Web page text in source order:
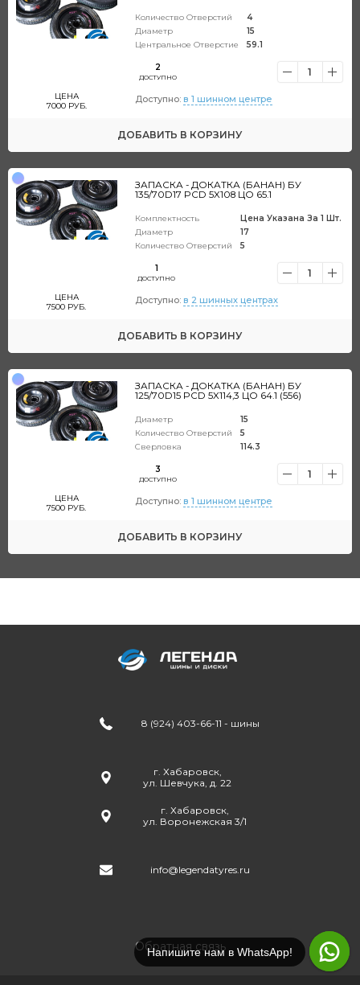
ЦЕНА
7000РУБ.
Количество Отверстий
Диаметр
Центральное Отверстие
4
15
59.1
2
ДОСТУПНО 1
Доступно: в 1 шинном центре
ДОБАВИТЬ В КОРЗИНУ
ЦЕНА
7500 РУБ.
ЗАПАСКА - ДОКАТКА (БАНАН) БУ
135/70D17 PCD 5X108 ЦО 65.1
Комплектность
Диаметр
Количество Отверстий
Цена Указана За 1 Шт.
17
5
1
ДОСТУПНО 1
Доступно: в 2 шинных центрах
ДОБАВИТЬ В КОРЗИНУ
ЦЕНА
7500 РУБ.
ЗАПАСКА - ДОКАТКА (БАНАН) БУ
125/70D15 PCD 5X114,3 ЦО 64.1 (556)
Диаметр
Количество Отверстий
Сверловка
15
5
114.3
3
ДОСТУПНО 1
Доступно: в 1 шинном центре
ДОБАВИТЬ В КОРЗИНУ
8 (924) 403-66-11 - шины
г. Хабаровск,
ул. Шевчука, д. 22
г. Хабаровск,
ул. Воронежская 3/1
info@legendatyres.ru
Обратная связь Позвоните нам!
Напишите нам в WhatsApp!